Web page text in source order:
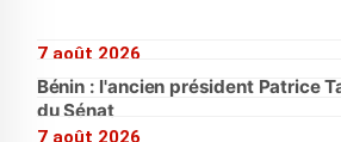
7 août 2026
Bénin : l'ancien président Patrice
du Sénat
7 août 2026